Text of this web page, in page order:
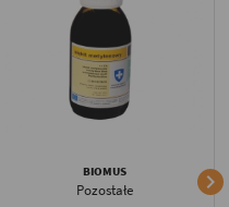
BIOMUS
Pozostałe 